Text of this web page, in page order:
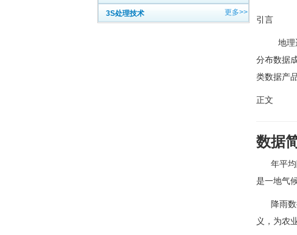
3S处理技术 更多>>
引言
地理遥
分布数据
类数据产
正文
数据
年平均
是一地气
降雨数
义，为农